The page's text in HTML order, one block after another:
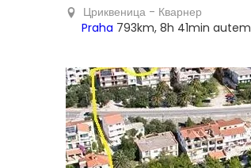
Цриквеница - Кварнер
Praha 793km, 8h 41min autem